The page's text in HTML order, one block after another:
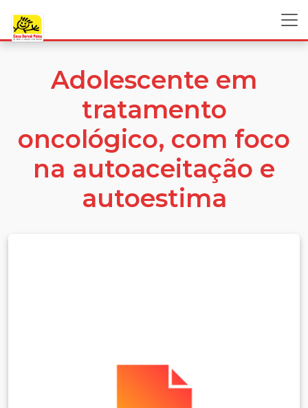
Adolescente em
tratamento
oncológico, com foco
na autoaceitação e
autoestima